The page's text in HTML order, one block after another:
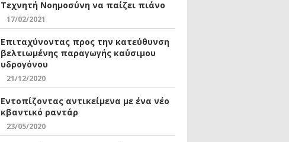
Τεχνητή Νοημοσύνη να παίζει πιάνο
17/02/2021
Επιταχύνοντας προς την κατεύθυνση
βελτιωμένης παραγωγής καύσιμου
υδρογόνου
21/12/2020
Εντοπίζοντας αντικείμενα με ένα νέο
κβαντικό ραντάρ
23/05/2020